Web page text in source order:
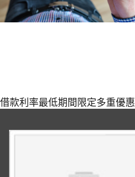
借款利率最低期間限定多重優惠